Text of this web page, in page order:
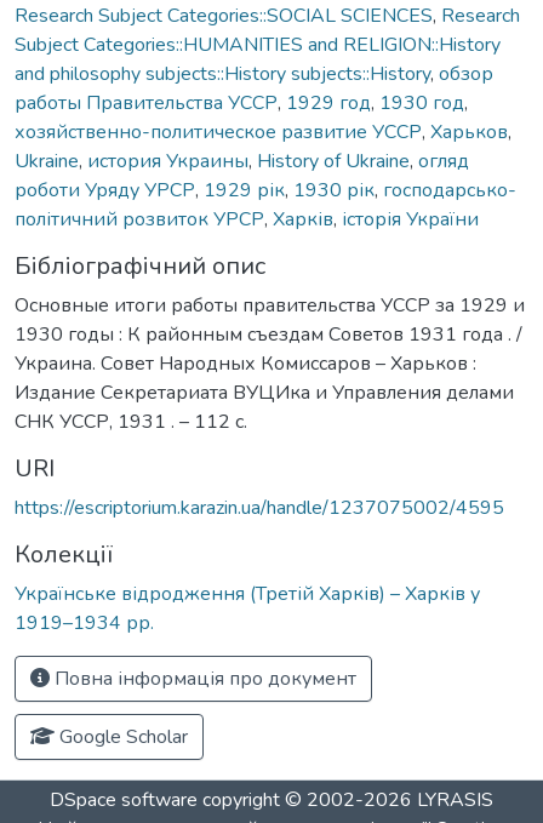
Research Subject Categories::SOCIAL SCIENCES, Research
Subject Categories::HUMANITIES and RELIGION::History
and philosophy subjects::History subjects::History, обзор
работы Правительства УССР, 1929 год, 1930 год,
хозяйственно-политическое развитие УССР, Харьков,
Ukraine, история Украины, History of Ukraine, огляд
роботи Уряду УРСР, 1929 рік, 1930 рік, господарсько-
політичний розвиток УРСР, Харків, історія України
Бібліографічний опис
Основные итоги работы правительства УССР за 1929 и
1930 годы : К районным съездам Советов 1931 года . /
Украина. Совет Народных Комиссаров – Харьков :
Издание Секретариата ВУЦИка и Управления делами
СНК УССР, 1931 . – 112 с.
URI
https://escriptorium.karazin.ua/handle/1237075002/4595
Колекції
Українське відродження (Третій Харків) – Харків у
1919–1934 рр.
Повна інформація про документ
Google Scholar
DSpace software copyright © 2002-2026 LYRASIS